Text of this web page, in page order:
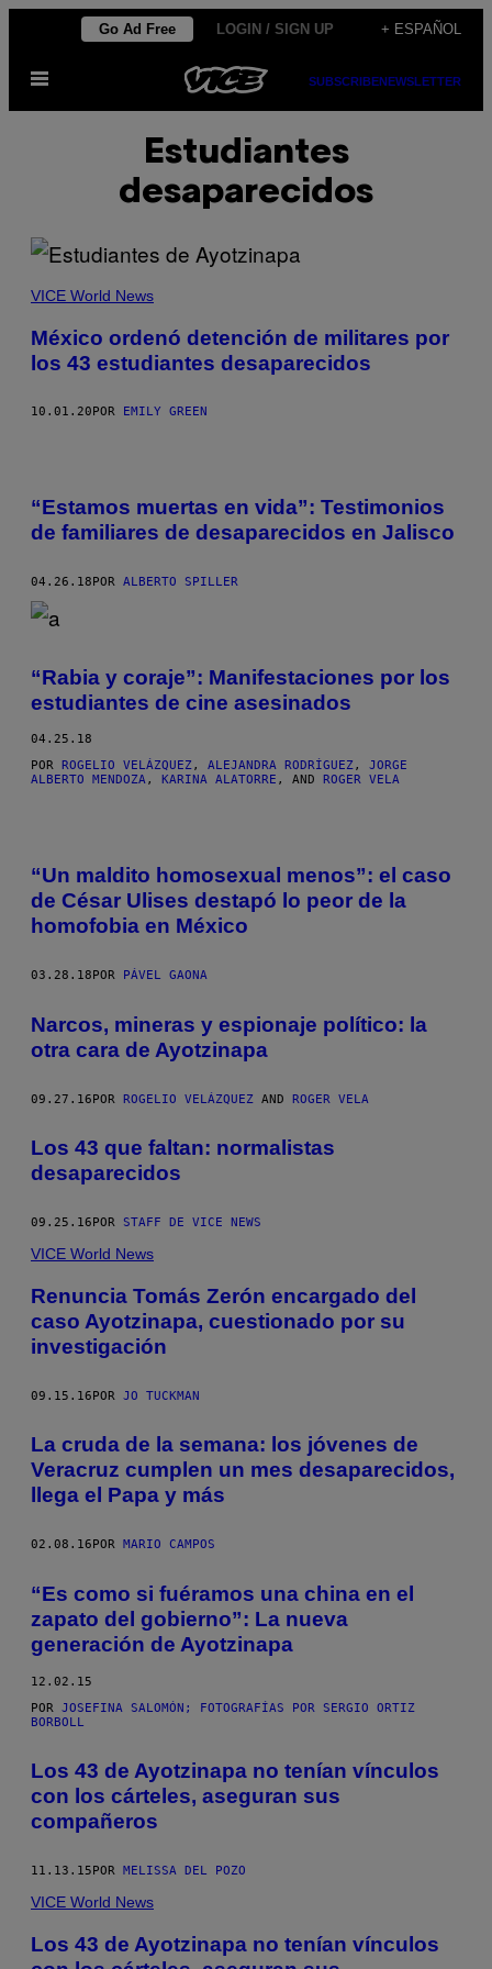
contenido
Go Ad Free LOGIN / SIGN UP + ESPAÑOL
Abrir
SUBSCRIBENEWSLETTER
Estudiantes
desaparecidos
VICE World News
México ordenó detención de militares por
los 43 estudiantes desaparecidos
10.01.20 POR EMILY GREEN
“Estamos muertas en vida”: Testimonios
de familiares de desaparecidos en Jalisco
04.26.18POR ALBERTO SPILLER
“Rabia y coraje”: Manifestaciones por los
estudiantes de cine asesinados
04.25.18
POR
ROGELIO VELÁZQUEZ, ALEJANDRA RODRÍGUEZ, JORGE
ALBERTO MENDOZA, KARINA ALATORRE , AND ROGER VELA
“Un maldito homosexual menos”: el caso
de César Ulises destapó lo peor de la
homofobia en México
03.28.18POR PÁVEL GAONA
Narcos, mineras y espionaje político: la
otra cara de Ayotzinapa
09.27.16POR ROGELIO VELÁZQUEZ AND ROGER VELA
Los 43 que faltan: normalistas
desaparecidos
09.25.16 POR STAFF DE VICE NEWS
VICE World News
Renuncia Tomás Zerón encargado del
caso Ayotzinapa, cuestionado por su
investigación
09.15.16POR JO TUCKMAN
La cruda de la semana: los jóvenes de
Veracruz cumplen un mes desaparecidos,
llega el Papa y más
02.08.16 POR MARIO CAMPOS
“Es como si fuéramos una china en el
zapato del gobierno”: La nueva
generación de Ayotzinapa
12.02.15
POR JOSEFINA SALOMÓN; FOTOGRAFÍAS POR SERGIO ORTIZ
BORBOLL
Los 43 de Ayotzinapa no tenían vínculos
con los cárteles, aseguran sus
compañeros
11.13.15 POR MELISSA DEL POZO
VICE World News
Los 43 de Ayotzinapa no tenían vínculos